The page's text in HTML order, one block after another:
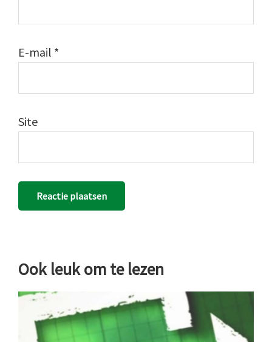
E-mail *
Site
Ook leuk om te lezen